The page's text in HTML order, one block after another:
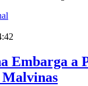
Embarga a
Malvinas